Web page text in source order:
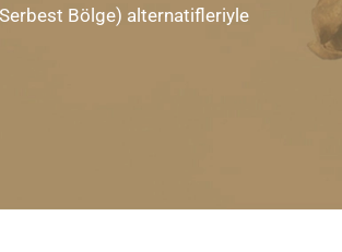
Bölge) alternatifleriyle